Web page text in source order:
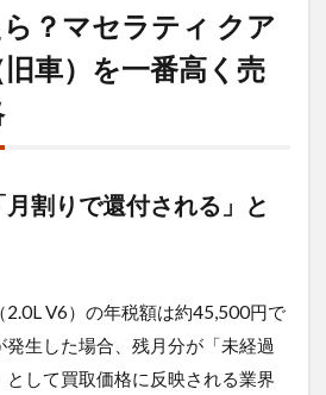
？マセラティ クア
車）を一番高く売
割りで還付される」と
2.0L V6）の年税額は約45,500円で
生した場合、残月分が「未経過
して買取価格に反映される業界